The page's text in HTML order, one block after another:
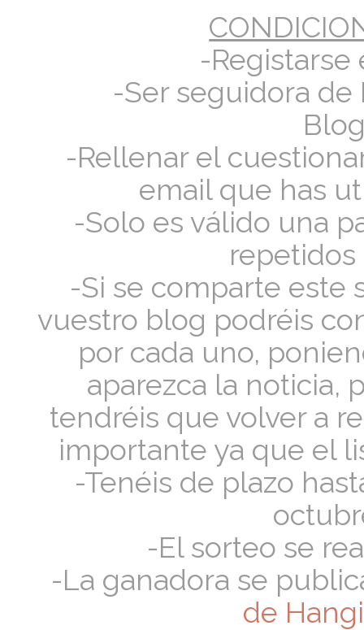
-Registarse
-Ser seguidora
-Rellenar el
email que has
-Solo es válido una
repetidos
-Si se comparte este
vuestro blog podréis
por cada uno,
aparezca la noticia,
tendréis que volver a
importante ya que el
-Tenéis de plazo
-El sorteo se
-La ganadora se
de